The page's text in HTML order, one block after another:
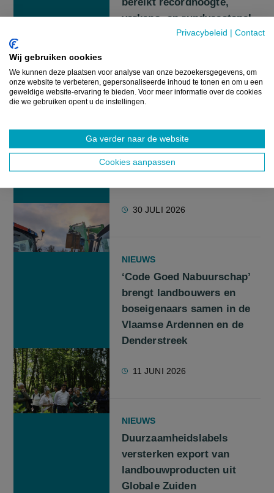
Privacybeleid | Contact
Wij gebruiken cookies
We kunnen deze plaatsen voor analyse van onze bezoekersgegevens, om
onze website te verbeteren, gepersonaliseerde inhoud te tonen en om u een
geweldige website-ervaring te bieden. Voor meer informatie over de cookies
die we gebruiken opent u de instellingen.
Ga verder naar de website
Cookies aanpassen
bereikt recordhoogte,
varkens- en rundveestapel
krimpt verder
Boerenprotesten tegen
Nederlandse
stikstofplannen: "Onze
30 JULI 2026
NIEUWS
‘Code Goed Nabuurschap’
brengt landbouwers en
boseigenaars samen in de
Vlaamse Ardennen en de
Denderstreek
11 JUNI 2026
NIEUWS
Duurzaamheidslabels
versterken export van
landbouwproducten uit
Globale Zuiden